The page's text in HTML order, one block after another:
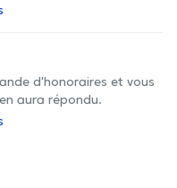
d'honoraires et vous
aura répondu.